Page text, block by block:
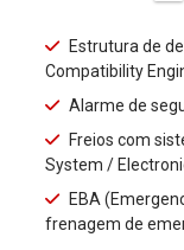
Estrutura de
Compatibility
Alarme de
Freios com
System /
EBA
frenagem de